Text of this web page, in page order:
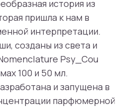
история из
пришла к нам в
интерпретации.
созданы из света и
Psy_Cou
100 и 50 мл.
и запущена в
парфюмерной